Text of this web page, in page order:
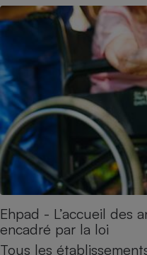
Ehpad - L’accueil des
encadré par la loi
Tous les